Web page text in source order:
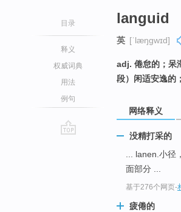
目录
释义
权威词典
用法
例句
languid
英 [ˈlæŋɡwɪd]
adj. 倦怠的；呆
段）闲适安逸的
网络释义
没精打采的
... lanen.小径
面部分 ...
基于276个网页-
疲倦的